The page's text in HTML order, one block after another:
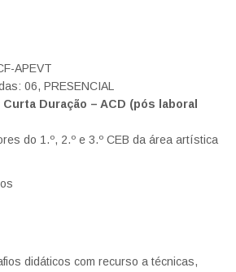
APEVT
06, PRESENCIAL
Curta Duração – ACD (pós laboral
do 1.º, 2.º e 3.º CEB da área artística
didáticos com recurso a técnicas,